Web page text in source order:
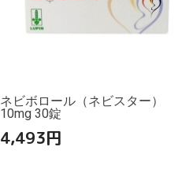
ネビボロール（ネビスター）
10mg 30錠
4,493円